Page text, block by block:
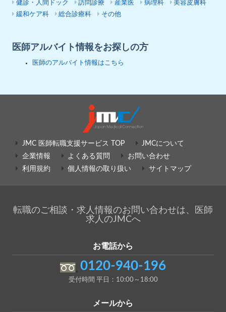
健診・人間ドック
訪問診療 産業医 病理科
美容皮膚科
緩和ケア科
総合診療科 その他
医師アルバイト情報をお探しの方
医師のアルバイト情報はこちら
JMC 医師転職支援サービス TOP
JMCについて
企業情報
よくある質問
お問い合わせ
利用規約
個人情報の取り扱い サイトマップ
転職のご相談・求人情報のお問い合わせは、医師
求人のJMCへ
お電話から
0120-940-196
受付時間 平日：10:00～18:00
メールから